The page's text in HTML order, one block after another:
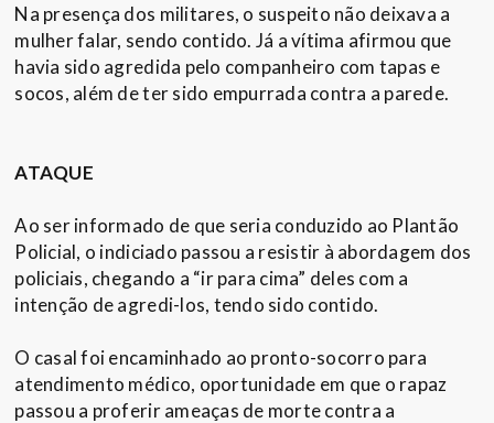
Na presença dos militares, o suspeito não deixava a
mulher falar, sendo contido. Já a vítima afirmou que
havia sido agredida pelo companheiro com tapas e
socos, além de ter sido empurrada contra a parede.
ATAQUE
Ao ser informado de que seria conduzido ao Plantão
Policial, o indiciado passou a resistir à abordagem dos
policiais, chegando a “ir para cima” deles com a
intenção de agredi-los, tendo sido contido.
O casal foi encaminhado ao pronto-socorro para
atendimento médico, oportunidade em que o rapaz
passou a proferir ameaças de morte contra a